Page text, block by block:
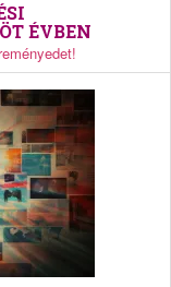
ÉVBEN